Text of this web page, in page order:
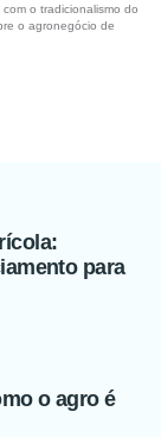
o tradicionalismo do
o agronegócio de
para
o agro é